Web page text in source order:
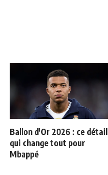
Ballon d'Or 2026 : ce détail
qui change tout pour
Mbappé